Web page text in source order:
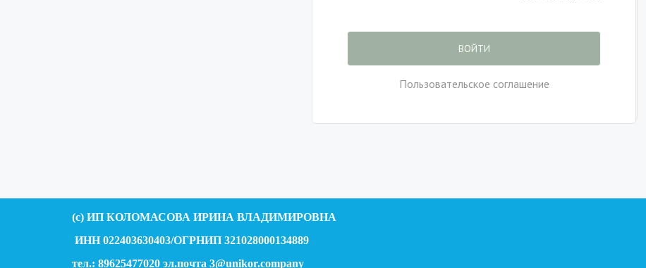
ВОЙТИ
Пользовательское соглашение
(c) ИП КОЛОМАСОВА ИРИНА ВЛАДИМИРОВНА
ИНН 022403630403/ОГРНИП 321028000134889
тел.: 89625477020 эл.почта 3@unikor.company